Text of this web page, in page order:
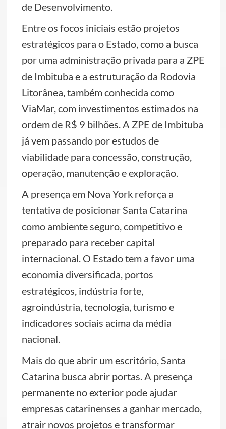
de Desenvolvimento.
Entre os focos iniciais estão projetos
estratégicos para o Estado, como a busca
por uma administração privada para a ZPE
de Imbituba e a estruturação da Rodovia
Litorânea, também conhecida como
ViaMar, com investimentos estimados na
ordem de R$ 9 bilhões. A ZPE de Imbituba
já vem passando por estudos de
viabilidade para concessão, construção,
operação, manutenção e exploração.
A presença em Nova York reforça a
tentativa de posicionar Santa Catarina
como ambiente seguro, competitivo e
preparado para receber capital
internacional. O Estado tem a favor uma
economia diversificada, portos
estratégicos, indústria forte,
agroindústria, tecnologia, turismo e
indicadores sociais acima da média
nacional.
Mais do que abrir um escritório, Santa
Catarina busca abrir portas. A presença
permanente no exterior pode ajudar
empresas catarinenses a ganhar mercado,
atrair novos projetos e transformar